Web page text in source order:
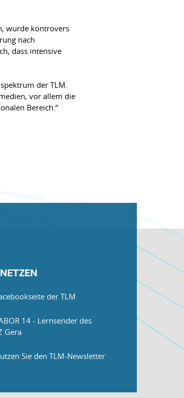
wurde kontrovers
nach
dass intensive
der TLM.
vor allem die
Bereich.“
der TLM
14 - Lernsender des
Gera
Sie den TLM-Newsletter